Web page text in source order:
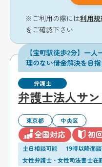
※ご利用の際には利用規
をご確認下さい
【宝町駅徒歩2分】一
理のない借金解決を目
弁護士
弁護士法人サ
東京都 中央区
全国対応 初
土日相談可能 19時以降面
女性弁護士・女性司法書士在